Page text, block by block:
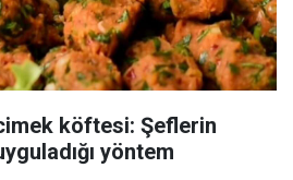
köftesi: Şeflerin
yöntem